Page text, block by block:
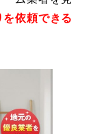
依頼できる